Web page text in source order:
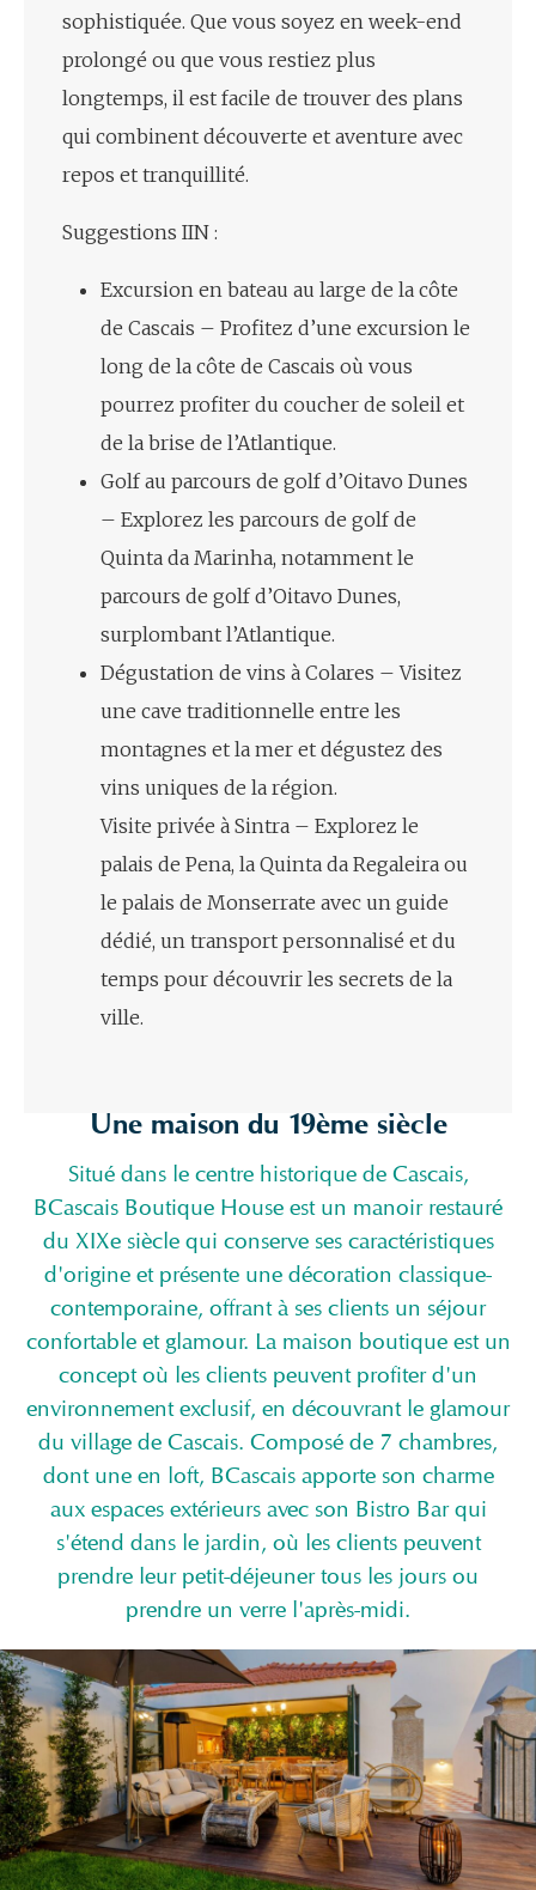
sophistiquée. Que vous soyez en week-end
prolongé ou que vous restiez plus
longtemps, il est facile de trouver des plans
qui combinent découverte et aventure avec
repos et tranquillité.
Suggestions IIN :
Excursion en bateau au large de la côte
de Cascais – Profitez d’une excursion le
long de la côte de Cascais où vous
pourrez profiter du coucher de soleil et
de la brise de l’Atlantique.
Golf au parcours de golf d’Oitavo Dunes
– Explorez les parcours de golf de
Quinta da Marinha, notamment le
parcours de golf d’Oitavo Dunes,
surplombant l’Atlantique.
Dégustation de vins à Colares – Visitez
une cave traditionnelle entre les
montagnes et la mer et dégustez des
vins uniques de la région.
Visite privée à Sintra – Explorez le
palais de Pena, la Quinta da Regaleira ou
le palais de Monserrate avec un guide
dédié, un transport personnalisé et du
temps pour découvrir les secrets de la
ville.
Une maison du 19ème siècle
Situé dans le centre historique de Cascais,
BCascais Boutique House est un manoir restauré
du XIXe siècle qui conserve ses caractéristiques
d'origine et présente une décoration classique-
contemporaine, offrant à ses clients un séjour
confortable et glamour. La maison boutique est un
concept où les clients peuvent profiter d'un
environnement exclusif, en découvrant le glamour
du village de Cascais. Composé de 7 chambres,
dont une en loft, BCascais apporte son charme
aux espaces extérieurs avec son Bistro Bar qui
s'étend dans le jardin, où les clients peuvent
prendre leur petit-déjeuner tous les jours ou
prendre un verre l'après-midi.